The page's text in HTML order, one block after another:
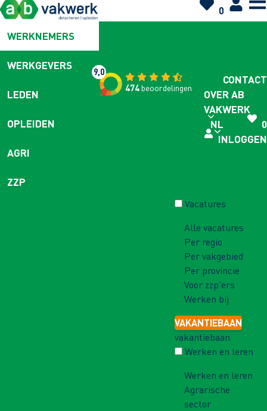
0
WERKNEMERS
WERKGEVERS
LEDEN
OPLEIDEN
AGRI
ZZP
9,0
474beoordelingen
CONTACT
OVER AB
VAKWERK
NL
0
INLOGGEN
Vacatures
Alle vacatures
Per regio
Per vakgebied
Per provincie
Voor zzp'ers
Werken bij
VAKANTIEBAAN
vakantiebaan
Werken en leren
Werken en leren
Agrarische
sector